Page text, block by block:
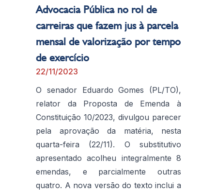
Advocacia Pública no rol de
carreiras que fazem jus à parcela
mensal de valorização por tempo
de exercício
22/11/2023
O senador Eduardo Gomes (PL/TO),
relator da Proposta de Emenda à
Constituição 10/2023, divulgou parecer
pela aprovação da matéria, nesta
quarta-feira (22/11). O substitutivo
apresentado acolheu integralmente 8
emendas, e parcialmente outras
quatro. A nova versão do texto inclui a